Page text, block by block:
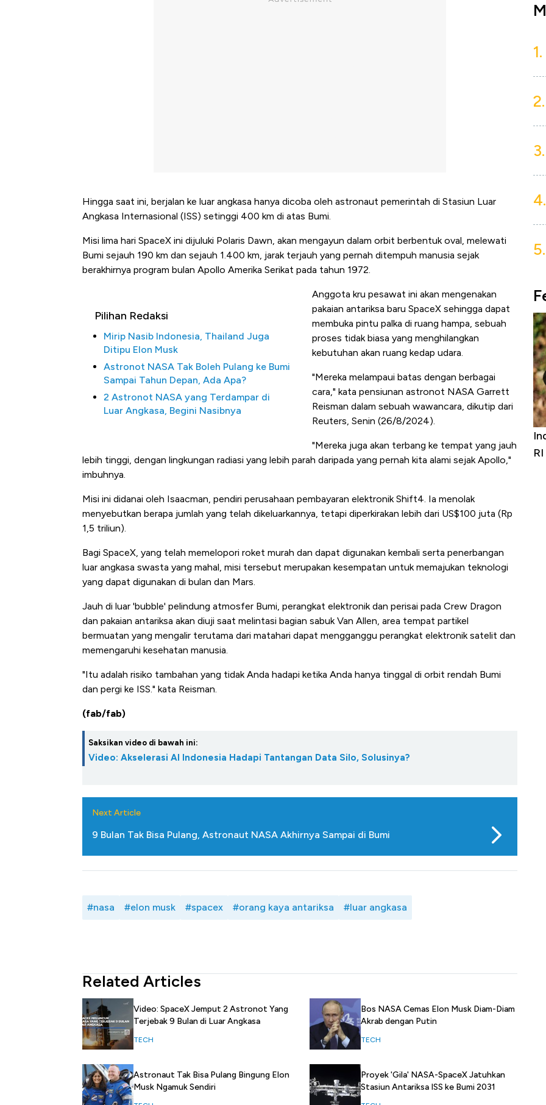
Hingga saat ini, berjalan ke luar angkasa hanya dicoba oleh astronaut pemerintah di Stasiun Luar
Angkasa Internasional (ISS) setinggi 400 km di atas Bumi.
Misi lima hari SpaceX ini dijuluki Polaris Dawn, akan mengayun dalam orbit berbentuk oval, melewati
Bumi sejauh 190 km dan sejauh 1.400 km, jarak terjauh yang pernah ditempuh manusia sejak
berakhirnya program bulan Apollo Amerika Serikat pada tahun 1972.
Pilihan Redaksi
Mirip Nasib Indonesia, Thailand Juga
Ditipu Elon Musk
Astronot NASA Tak Boleh Pulang ke Bumi
Sampai Tahun Depan, Ada Apa?
2 Astronot NASA yang Terdampar di
Luar Angkasa, Begini Nasibnya
Anggota kru pesawat ini akan mengenakan
pakaian antariksa baru SpaceX sehingga dapat
membuka pintu palka di ruang hampa, sebuah
proses tidak biasa yang menghilangkan
kebutuhan akan ruang kedap udara.
"Mereka melampaui batas dengan berbagai
cara," kata pensiunan astronot NASA Garrett
Reisman dalam sebuah wawancara, dikutip dari
Reuters, Senin (26/8/2024).
"Mereka juga akan terbang ke tempat yang jauh
lebih tinggi, dengan lingkungan radiasi yang lebih parah daripada yang pernah kita alami sejak Apollo,"
imbuhnya.
Misi ini didanai oleh Isaacman, pendiri perusahaan pembayaran elektronik Shift4. Ia menolak
menyebutkan berapa jumlah yang telah dikeluarkannya, tetapi diperkirakan lebih dari US$100 juta (Rp
1,5 triliun).
Bagi SpaceX, yang telah memelopori roket murah dan dapat digunakan kembali serta penerbangan
luar angkasa swasta yang mahal, misi tersebut merupakan kesempatan untuk memajukan teknologi
yang dapat digunakan di bulan dan Mars.
Jauh di luar 'bubble' pelindung atmosfer Bumi, perangkat elektronik dan perisai pada Crew Dragon
dan pakaian antariksa akan diuji saat melintasi bagian sabuk Van Allen, area tempat partikel
bermuatan yang mengalir terutama dari matahari dapat mengganggu perangkat elektronik satelit dan
memengaruhi kesehatan manusia.
"Itu adalah risiko tambahan yang tidak Anda hadapi ketika Anda hanya tinggal di orbit rendah Bumi
dan pergi ke ISS." kata Reisman.
(fab/fab)
Saksikan video di bawah ini:
Video: Akselerasi AI Indonesia Hadapi Tantangan Data Silo, Solusinya?
Next Article
9 Bulan Tak Bisa Pulang, Astronaut NASA Akhirnya Sampai di Bumi
#nasa #elon musk #spacex #orang kaya antariksa #luar angkasa
Related Articles
Video: SpaceX Jemput 2 Astronot Yang
Terjebak 9 Bulan di Luar Angkasa
TECH
Astronaut Tak Bisa Pulang Bingung Elon
Musk Ngamuk Sendiri
Bos NASA Cemas Elon Musk Diam-Diam
Akrab dengan Putin
TECH
Proyek 'Gila' NASA-SpaceX Jatuhkan
Stasiun Antariksa ISS ke Bumi 2031
1.
2.
3.
4.
5.
RI
5